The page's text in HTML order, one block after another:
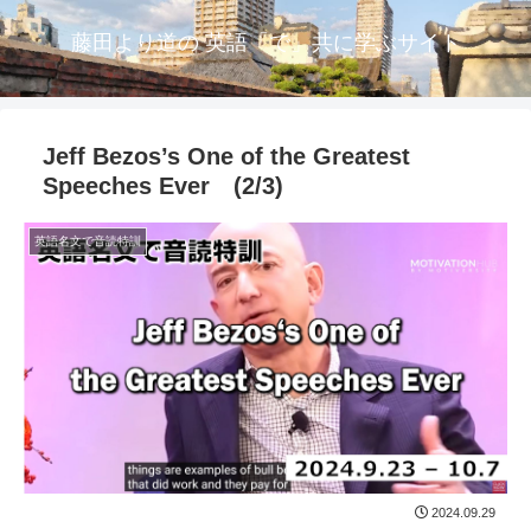
藤田より道の 英語「で」共に学ぶサイト
Jeff Bezos’s One of the Greatest
Speeches Ever (2/3)
英語名文で音読特訓
2024.09.29